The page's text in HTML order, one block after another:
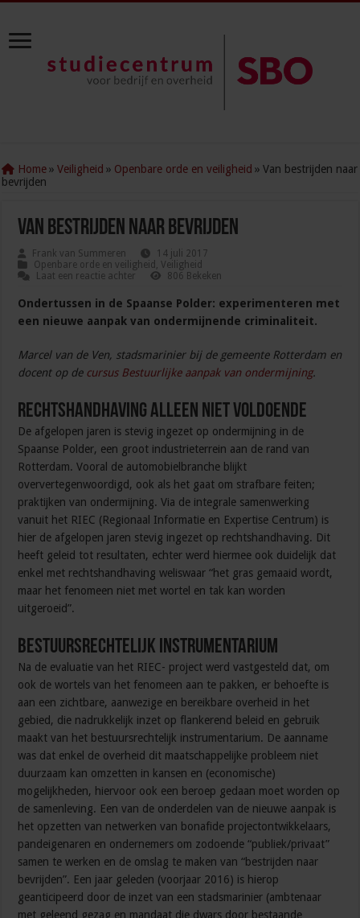
Home » Veiligheid » Openbare orde en veiligheid » Van bestrijden naar
bevrijden
Van bestrijden naar bevrijden
Frank van Summeren
14 juli 2017
Openbare orde en veiligheid ,Veiligheid
Laat een reactie achter
806 Bekeken
Ondertussen in de Spaanse Polder: experimenteren met
een nieuwe aanpak van ondermijnende criminaliteit.
Marcel van de Ven, stadsmarinier bij de gemeente Rotterdam en
docent op de cursus Bestuurlijke aanpak van ondermijning.
Rechtshandhaving alleen niet voldoende
De afgelopen jaren is stevig ingezet op ondermijning in de
Spaanse Polder, een groot industrieterrein aan de rand van
Rotterdam. Vooral de automobielbranche blijkt
oververtegenwoordigd, ook als het gaat om strafbare feiten;
praktijken van ondermijning. Via de integrale samenwerking
vanuit het RIEC (Regionaal Informatie en Expertise Centrum) is
hier de afgelopen jaren stevig ingezet op rechtshandhaving. Dit
heeft geleid tot resultaten, echter werd hiermee ook duidelijk dat
enkel met rechtshandhaving weliswaar “het gras gemaaid wordt,
maar het fenomeen niet met wortel en tak kan worden
uitgeroeid”.
Bestuursrechtelijk instrumentarium
Na de evaluatie van het RIEC- project werd vastgesteld dat, om
ook de wortels van het fenomeen aan te pakken, er behoefte is
aan een zichtbare, aanwezige en bereikbare overheid in het
gebied, die nadrukkelijk inzet op flankerend beleid en gebruik
maakt van het bestuursrechtelijk instrumentarium. De aanname
was dat enkel de overheid dit maatschappelijke probleem niet
duurzaam kan omzetten in kansen en (economische)
mogelijkheden, hiervoor ook een beroep gedaan moet worden op
de samenleving. Een van de onderdelen van de nieuwe aanpak is
het opzetten van netwerken van bonafide projectontwikkelaars,
pandeigenaren en ondernemers om zodoende “publiek/privaat”
samen te werken en de omslag te maken van “bestrijden naar
bevrijden”. Een jaar geleden (voorjaar 2016) is hierop
geanticipeerd door de inzet van een stadsmarinier (ambtenaar
met geleend gezag en mandaat die dwars door bestaande